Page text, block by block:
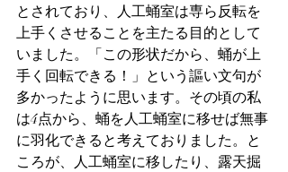
とされており、人工蛹室は専ら反転を
上手くさせることを主たる目的として
いました。「この形状だから、蛹が上
手く回転できる！」という謳い文句が
多かったように思います。その頃の私
は4点から、蛹を人工蛹室に移せば無事
に羽化できると考えておりました。と
ころが、人工蛹室に移したり、露天掘